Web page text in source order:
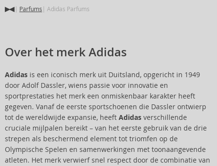
Parfums Adidas Parfums
Over het merk Adidas
Adidas is een iconisch merk uit Duitsland, opgericht in 1949
door Adolf Dassler, wiens passie voor innovatie en
sportprestaties het merk een onmiskenbaar karakter heeft
gegeven. Vanaf de eerste sportschoenen die Dassler ontwierp
tot de wereldwijde expansie, heeft Adidas verschillende
cruciale mijlpalen bereikt – van het eerste gebruik van de drie
strepen als beschermend element tot triomfen op de
Olympische Spelen en samenwerkingen met toonaangevende
atleten. Het merk verwierf snel respect door de combinatie van